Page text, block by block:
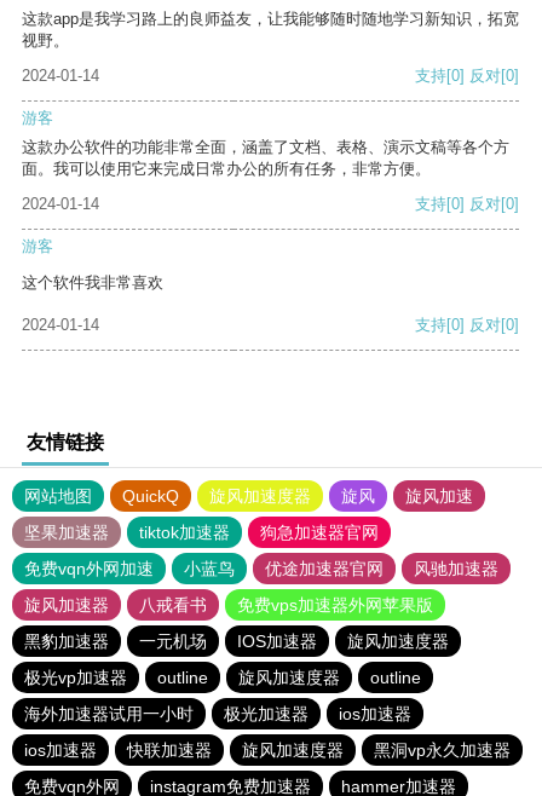
这款app是我学习路上的良师益友，让我能够随时随地学习新知识，拓宽
视野。
2024-01-14
支持[0] 反对[0]
游客
这款办公软件的功能非常全面，涵盖了文档、表格、演示文稿等各个方
面。我可以使用它来完成日常办公的所有任务，非常方便。
2024-01-14
支持[0] 反对[0]
游客
这个软件我非常喜欢
2024-01-14 支持[0] 反对[0]
友情链接
网站地图 QuickQ 旋风加速度器 旋风
旋风加速
坚果加速器
tiktok加速器
狗急加速器官网
免费vqn外网加速
小蓝鸟 优途加速器官网
风驰加速器
旋风加速器
八戒看书
免费vps加速器外网苹果版
黑豹加速器
一元机场 IOS加速器
旋风加速度器
极光vp加速器
outline 旋风加速度器
outline
海外加速器试用一小时
极光加速器
ios加速器
ios加速器
快联加速器 旋风加速度器
黑洞vp永久加速器
免费vqn外网
instagram免费加速器 hammer加速器